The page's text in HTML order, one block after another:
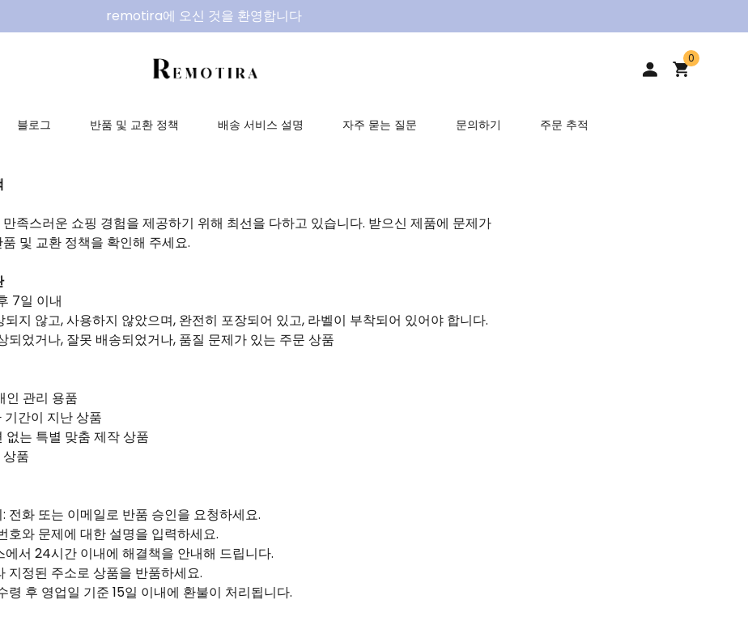
remotira에 오신 것을 환영합니다
0
블로그 반품 및 교환 정책 배송 서비스 설명 자주 묻는 질문 문의하기 주문 추적
족스러운 쇼핑 경험을 제공하기 위해 최선을 다하고 있습니다. 받으신 제품에 문제가
및 교환 정책을 확인해 주세요.
7일 이내
되지 않고, 사용하지 않았으며, 완전히 포장되어 있고, 라벨이 부착되어 있어야 합니다.
되었거나, 잘못 배송되었거나, 품질 문제가 있는 주문 상품
인 관리 용품
간이 지난 상품
없는 특별 맞춤 제작 상품
품
전화 또는 이메일로 반품 승인을 요청하세요.
호와 문제에 대한 설명을 입력하세요.
에서 24시간 이내에 해결책을 안내해 드립니다.
지정된 주소로 상품을 반품하세요.
령 후 영업일 기준 15일 이내에 환불이 처리됩니다.